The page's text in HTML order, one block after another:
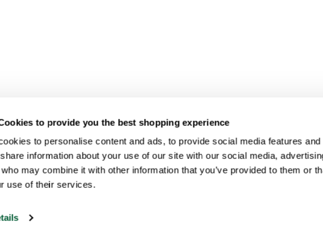
to provide you the best shopping experience
to personalise content and ads, to provide social media features
information about your use of our site with our social media,
may combine it with other information that you’ve provided to them or
use of their services.